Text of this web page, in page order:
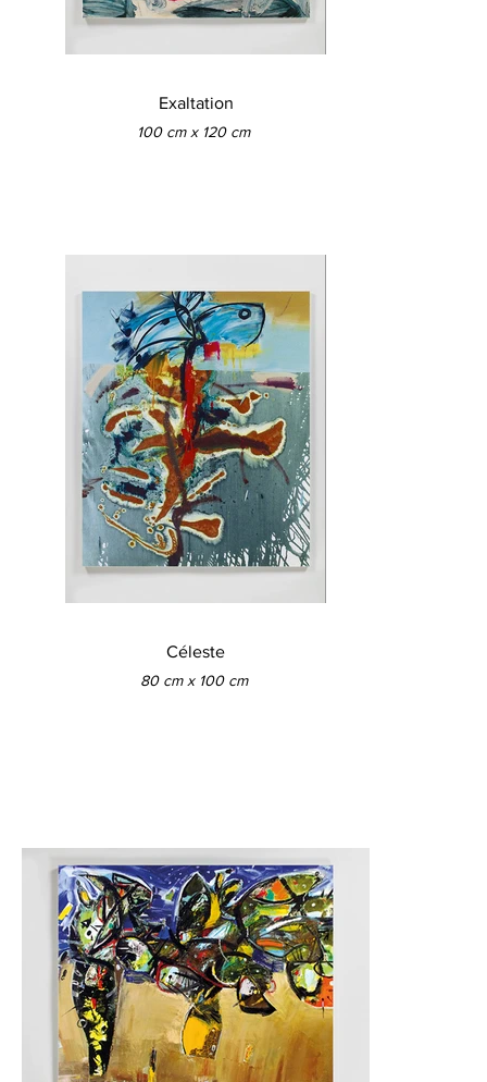
Exaltation
100 cm x 120 cm
Céleste
80 cm x 100 cm